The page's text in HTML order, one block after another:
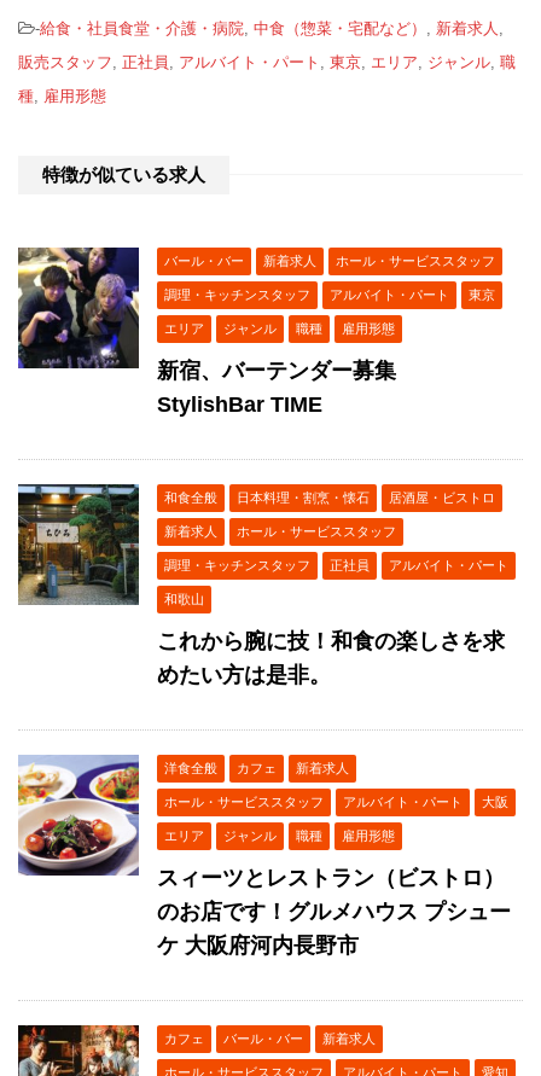
-給食・社員食堂・介護・病院, 中食（惣菜・宅配など） , 新着求人 ,
販売スタッフ, 正社員 , アルバイト・パート , 東京, エリア, ジャンル, 職
種, 雇用形態
特徴が似ている求人
バール・バー 新着求人 ホール・サービススタッフ
調理・キッチンスタッフ アルバイト・パート 東京
エリア ジャンル 職種 雇用形態
新宿、バーテンダー募集
StylishBar TIME
和食全般 日本料理・割烹・懐石 居酒屋・ビストロ
新着求人 ホール・サービススタッフ
調理・キッチンスタッフ 正社員 アルバイト・パート
和歌山
これから腕に技！和食の楽しさを求
めたい方は是非。
洋食全般 カフェ 新着求人
ホール・サービススタッフ アルバイト・パート 大阪
エリア ジャンル 職種 雇用形態
スィーツとレストラン（ビストロ）
のお店です！グルメハウス プシュー
ケ 大阪府河内長野市
カフェ バール・バー 新着求人
ホール・サービススタッフ アルバイト・パート 愛知